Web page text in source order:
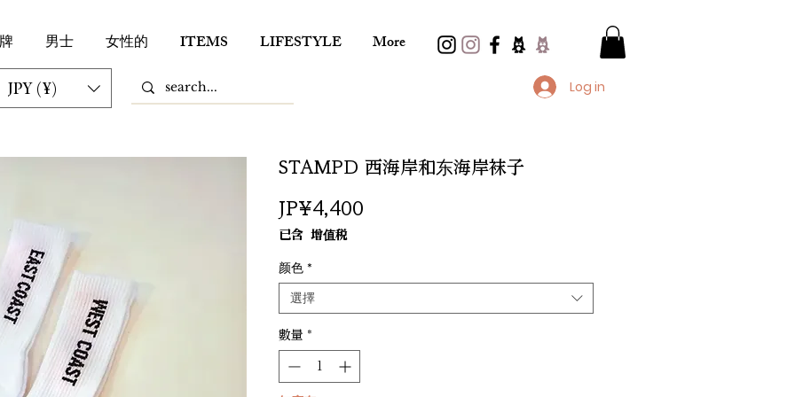
男士 女性的 ITEMS LIFESTYLE More
JPY (¥) Log in
STAMPD 西海岸和东海岸袜子
JP¥4,400
已含 增值税
颜色 *
選擇
數量 *